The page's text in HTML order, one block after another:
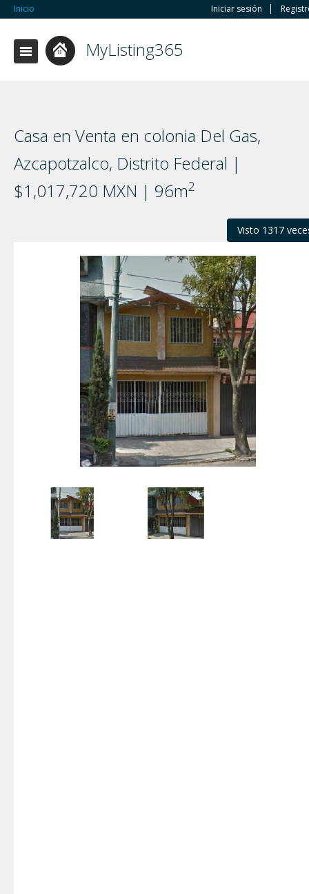
Inicio Iniciar sesión
MyListing365
Casa en Venta en colonia Del Gas,
Azcapotzalco, Distrito Federal |
$1,017,720 MXN | 96m2
Visto 1317